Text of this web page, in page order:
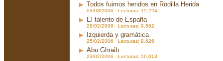
Todos fuimos heridos en Rodilla Herida
03/03/2006 Lecturas: 15.224
El talento de España
28/02/2006 Lecturas: 9.562
Izquierda y gramática
25/02/2006 Lecturas: 9.626
Abu Ghraib
23/02/2006 Lecturas: 10.013